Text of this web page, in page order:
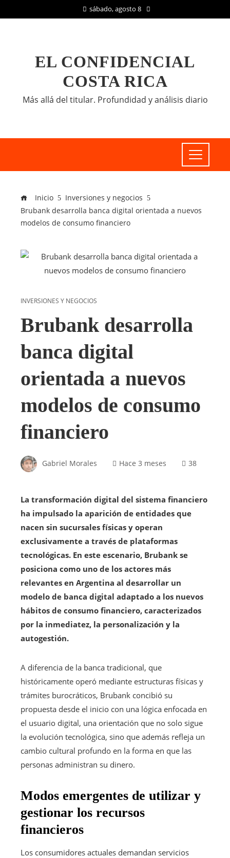
sábado, agosto 8
EL CONFIDENCIAL
COSTA RICA
Más allá del titular. Profundidad y análisis diario
Inicio
Inversiones y negocios
Brubank desarrolla banca digital orientada a nuevos
modelos de consumo financiero
INVERSIONES Y NEGOCIOS
Brubank desarrolla
banca digital
orientada a nuevos
modelos de consumo
financiero
Gabriel Morales Hace 3 meses 38
La transformación digital del sistema financiero
ha impulsado la aparición de entidades que
nacen sin sucursales físicas y operan
exclusivamente a través de plataformas
tecnológicas. En este escenario, Brubank se
posiciona como uno de los actores más
relevantes en Argentina al desarrollar un
modelo de banca digital adaptado a los nuevos
hábitos de consumo financiero, caracterizados
por la inmediatez, la personalización y la
autogestión.
A diferencia de la banca tradicional, que
históricamente operó mediante estructuras físicas y
trámites burocráticos, Brubank concibió su
propuesta desde el inicio con una lógica enfocada en
el usuario digital, una orientación que no solo sigue
la evolución tecnológica, sino que además refleja un
cambio cultural profundo en la forma en que las
personas administran su dinero.
Modos emergentes de utilizar y
gestionar los recursos
financieros
Los consumidores actuales demandan servicios